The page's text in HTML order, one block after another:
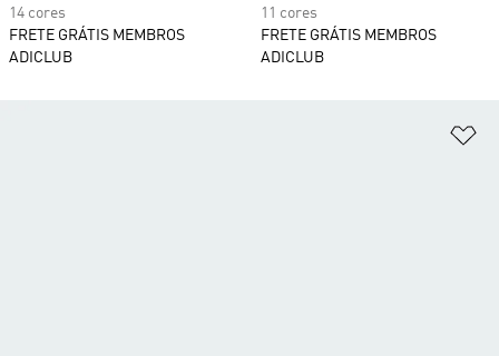
14 cores
FRETE GRÁTIS MEMBROS
ADICLUB
11 cores
FRETE GRÁTIS MEMBROS
ADICLUB